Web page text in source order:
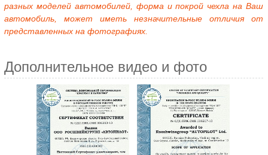
разных моделей автомобилей, форма и покрой чехла на Ваш
автомобиль, может иметь незначительные отличия от
представленных на фотографиях.
Дополнительное видео и фото